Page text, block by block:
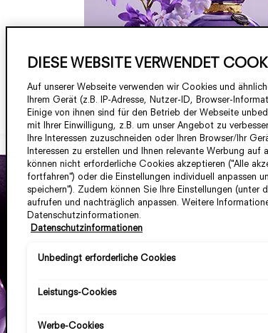
DIESE WEBSITE VERWENDET
Auf unserer Webseite verwenden wir Cookies und
Ihrem Gerät (z.B. IP-Adresse, Nutzer-ID, Browser-
Einige von ihnen sind für den Betrieb der Webseite
mit Ihrer Einwilligung, z.B. um unser Angebot zu
Ihre Interessen zuzuschneiden oder Ihren Browser/Ihr
Interessen zu erstellen und Ihnen relevante Werbung
können nicht erforderliche Cookies akzeptieren ("Alle
fortfahren") oder die Einstellungen individuell anpassen
speichern"). Zudem können Sie Ihre Einstellungen (unter
aufrufen und nachträglich anpassen. Weitere
Datenschutzinformationen.
Datenschutzinformationen
Unbedingt erforderliche Cookies
Leistungs-Cookies
Werbe-Cookies